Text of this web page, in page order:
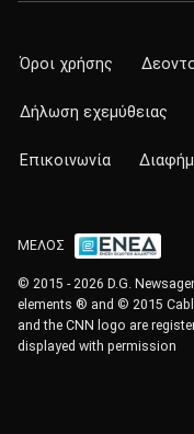
Όροι χρήσης
Δήλωση εχεμύθειας
Επικοινωνία
ΜΕΛΟΣ
© 2015 - 2026 D.G.
elements ® and © 2015
and the CNN logo are
displayed with permission